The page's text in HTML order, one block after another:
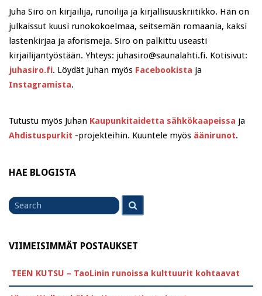
Juha Siro on kirjailija, runoilija ja kirjallisuuskriitikko. Hän on
julkaissut kuusi runokokoelmaa, seitsemän romaania, kaksi
lastenkirjaa ja aforismeja. Siro on palkittu useasti
kirjailijantyöstään. Yhteys: juhasiro@saunalahti.fi. Kotisivut:
juhasiro.fi. Löydät Juhan myös Facebookista ja
Instagramista.
Tutustu myös Juhan Kaupunkitaidetta sähkökaapeissa ja
Ahdistuspurkit -projekteihin. Kuuntele myös äänirunot.
HAE BLOGISTA
for
VIIMEISIMMÄT POSTAUKSET
TEEN KUTSU – TaoLinin runoissa kulttuurit kohtaavat